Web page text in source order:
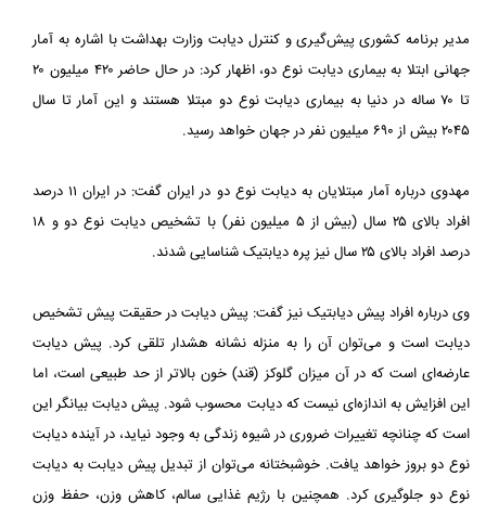
مدیر برنامه کشوری پیش‌گیری و کنترل دیابت وزارت بهداشت با اشاره به آمار
جهانی ابتلا به بیماری دیابت نوع دو، اظهار کرد: در حال حاضر ۴۲۰ میلیون ۲۰
تا ۷۰ ساله در دنیا به بیماری دیابت نوع دو مبتلا هستند و این آمار تا سال
۲۰۴۵ بیش از ۶۹۰ میلیون نفر در جهان خواهد رسید.
مهدوی درباره آمار مبتلایان به دیابت نوع دو در ایران گفت: در ایران ۱۱ درصد
افراد بالای ۲۵ سال (بیش از ۵ میلیون نفر) با تشخیص دیابت نوع دو و ۱۸
درصد افراد بالای ۲۵ سال نیز پره دیابتیک شناسایی شدند.
وی درباره افراد پیش دیابتیک نیز گفت: پیش دیابت در حقیقت پیش تشخیص
دیابت است و می‌توان آن را به منزله نشانه هشدار تلقی کرد. پیش دیابت
عارضه‌ای است که در آن میزان گلوکز (قند) خون بالاتر از حد طبیعی است، اما
این افزایش به اندازه‌ای نیست که دیابت محسوب شود. پیش دیابت بیانگر این
است که چنانچه تغییرات ضروری در شیوه زندگی به وجود نیاید، در آینده دیابت
نوع دو بروز خواهد یافت. خوشبختانه می‌توان از تبدیل پیش دیابت به دیابت
نوع دو جلوگیری کرد. همچنین با رژیم غذایی سالم، کاهش وزن، حفظ وزن